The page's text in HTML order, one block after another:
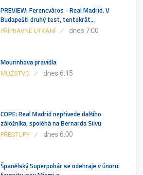
PREVIEW: Ferencváros - Real Madrid. V
Budapešti druhý test, tentokrát…
PŘÍPRAVNÉ UTKÁNÍ dnes 7:00
Mourinhova pravidla
MUŽSTVO dnes 6:15
COPE: Real Madrid nepřivede dalšího
záložníka, spoléhá na Bernarda Silvu
PŘESTUPY dnes 6:00
Španělský Superpohár se odehraje v únoru: